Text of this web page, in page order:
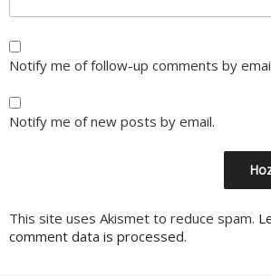
Notify me of follow-up comments by
Notify me of new posts by email.
This site uses Akismet to reduce spam.
comment data is processed.